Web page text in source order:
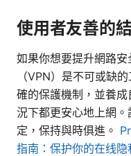
使用者友善的
如果你想要提升網路
（VPN）是不可或缺
確的保護機制，並養
況下都更安心地上網
定，保持與時俱進。
指南：保护你的在线隐